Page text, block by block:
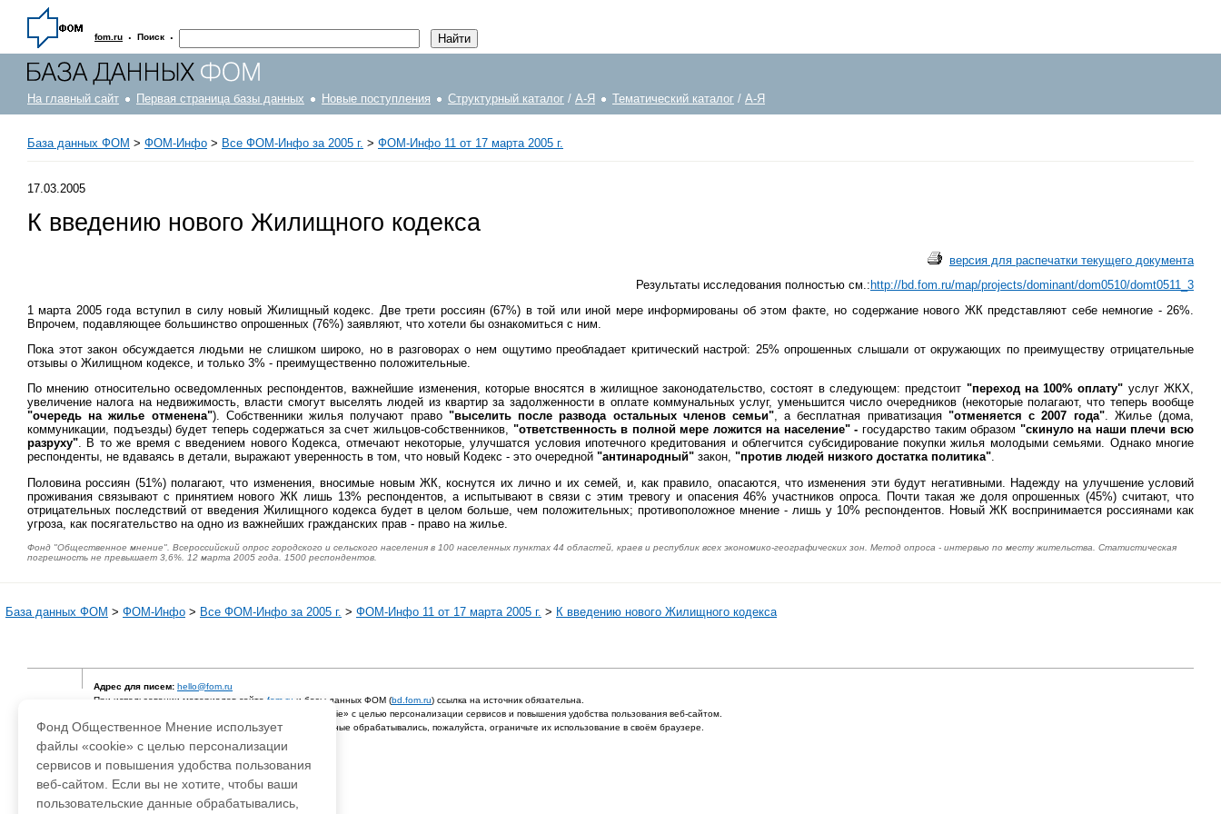
fom.ru · Поиск ·
На главный сайт Первая страница базы данных Новые поступления Структурный каталог / А-Я Тематический каталог / А-Я
База данных ФОМ > ФOM-Инфо > Все ФОМ-Инфо за 2005 г. > ФОМ-Инфо 11 от 17 марта 2005 г.
17.03.2005
К введению нового Жилищного кодекса
версия для распечатки текущего документа
Результаты исследования полностью см.:http://bd.fom.ru/map/projects/dominant/dom0510/domt0511_3
1 марта 2005 года вступил в силу новый Жилищный кодекс. Две трети россиян (67%) в той или иной мере информированы об этом факте, но содержание нового ЖК представляют себе немногие - 26%.
Впрочем, подавляющее большинство опрошенных (76%) заявляют, что хотели бы ознакомиться с ним.
Пока этот закон обсуждается людьми не слишком широко, но в разговорах о нем ощутимо преобладает критический настрой: 25% опрошенных слышали от окружающих по преимуществу отрицательные
отзывы о Жилищном кодексе, и только 3% - преимущественно положительные.
По мнению относительно осведомленных респондентов, важнейшие изменения, которые вносятся в жилищное законодательство, состоят в следующем: предстоит "переход на 100% оплату" услуг ЖКХ,
увеличение налога на недвижимость, власти смогут выселять людей из квартир за задолженности в оплате коммунальных услуг, уменьшится число очередников (некоторые полагают, что теперь вообще
"очередь на жилье отменена"). Собственники жилья получают право "выселить после развода остальных членов семьи", а бесплатная приватизация "отменяется с 2007 года". Жилье (дома,
коммуникации, подъезды) будет теперь содержаться за счет жильцов-собственников, "ответственность в полной мере ложится на население" -государство таким образом "скинуло на наши плечи всю
разруху". В то же время с введением нового Кодекса, отмечают некоторые, улучшатся условия ипотечного кредитования и облегчится субсидирование покупки жилья молодыми семьями. Однако многие
респонденты, не вдаваясь в детали, выражают уверенность в том, что новый Кодекс - это очередной "антинародный" закон, "против людей низкого достатка политика".
Половина россиян (51%) полагают, что изменения, вносимые новым ЖК, коснутся их лично и их семей, и, как правило, опасаются, что изменения эти будут негативными. Надежду на улучшение условий
проживания связывают с принятием нового ЖК лишь 13% респондентов, а испытывают в связи с этим тревогу и опасения 46% участников опроса. Почти такая же доля опрошенных (45%) считают, что
отрицательных последствий от введения Жилищного кодекса будет в целом больше, чем положительных; противоположное мнение - лишь у 10% респондентов. Новый ЖК воспринимается россиянами как
угроза, как посягательство на одно из важнейших гражданских прав - право на жилье.
Фонд "Общественное мнение". Всероссийский опрос городского и сельского населения в 100 населенных пунктах 44 областей, краев и республик всех экономико-географических зон. Метод опроса - интервью по месту жительства. Статистическая
погрешность не превышает 3,6%. 12 марта 2005 года. 1500 респондентов.
База данных ФОМ > ФOM-Инфо > Все ФОМ-Инфо за 2005 г. > ФОМ-Инфо 11 от 17 марта 2005 г. > К введению нового Жилищного кодекса
Адрес для писем: hello@fom.ru
При использовании материалов сайта fom.ru и базы данных ФОМ (bd.fom.ru) ссылка на источник обязательна.
Фонд Общественное Мнение использует файлы «cookie» с целью персонализации сервисов и повышения удобства пользования веб-сайтом.
Если вы не хотите, чтобы ваши пользовательские данные обрабатывались, пожалуйста, ограничьте их использование в своём браузере.
© 2003-2019 Фонд "Общественное мнение"
Фонд Общественное Мнение использует
файлы «cookie» с целью персонализации
сервисов и повышения удобства пользования
веб-сайтом. Если вы не хотите, чтобы ваши
пользовательские данные обрабатывались,